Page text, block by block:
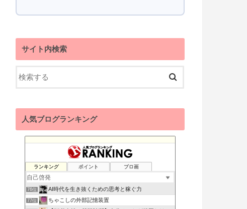
サイト内検索
人気ブログランキング
ランキング ポイント ブロ画
74位 普遍は変化する
75位 営業初心者応援ブログ
76位 AI時代を生き抜くための思考と稼ぐ力
77位 ちゃこしの外部記憶装置